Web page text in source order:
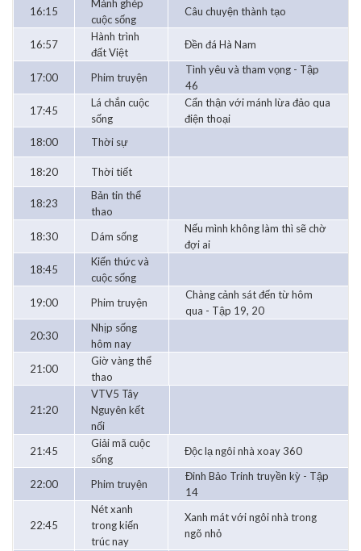
16:15
Mảnh ghép
cuộc sống
Câu chuyện thành tạo
16:57
Hành trình
đất Việt
Đền đá Hà Nam
17:00 Phim truyện
Tình yêu và tham vọng - Tập
46
17:45
Lá chắn cuộc
sống
Cẩn thận với mánh lừa đảo qua
điện thoại
18:00
Thời sự
18:20 Thời tiết
18:23
Bản tin thể
thao
18:30
Dám sống
Nếu mình không làm thì sẽ chờ
đợi ai
18:45
Kiến thức và
cuộc sống
19:00
Phim truyện
Chàng cảnh sát đến từ hôm
qua - Tập 19, 20
20:30
Nhịp sống
hôm nay
21:00
Giờ vàng thể
thao
21:20
VTV5 Tây
Nguyên kết
nối
21:45
Giải mã cuộc
sống
Độc lạ ngôi nhà xoay 360
22:00 Phim truyện
Đinh Bảo Trinh truyền kỳ - Tập
14
22:45
Nét xanh
trong kiến
trúc nay
Xanh mát với ngôi nhà trong
ngõ nhỏ